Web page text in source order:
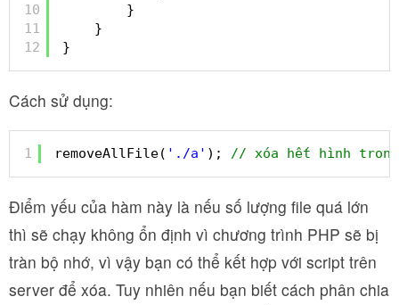
10
11
12
}
}
}
Cách sử dụng:
1 removeAllFile( './a' ); // xóa hết hình
Điểm yếu của hàm này là nếu số lượng file quá lớn
thì sẽ chạy không ổn định vì chương trình PHP sẽ bị
tràn bộ nhớ, vì vậy bạn có thể kết hợp với script trên
server để xóa. Tuy nhiên nếu bạn biết cách phân chia